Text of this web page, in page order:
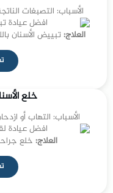
الأسباب: التصبغات
العلاج:تبييض الأسنان
خلع
الأسباب: التهاب أو
العلاج: خلع